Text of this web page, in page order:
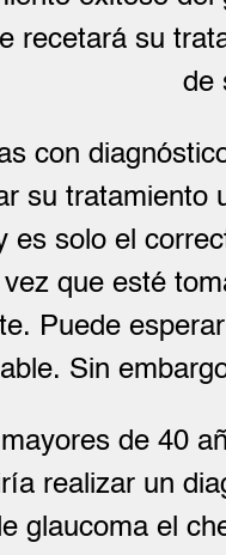
recetará su
de
con
su tratamiento
es solo el
que esté
Puede
Sin
de 40
realizar un
glaucoma el